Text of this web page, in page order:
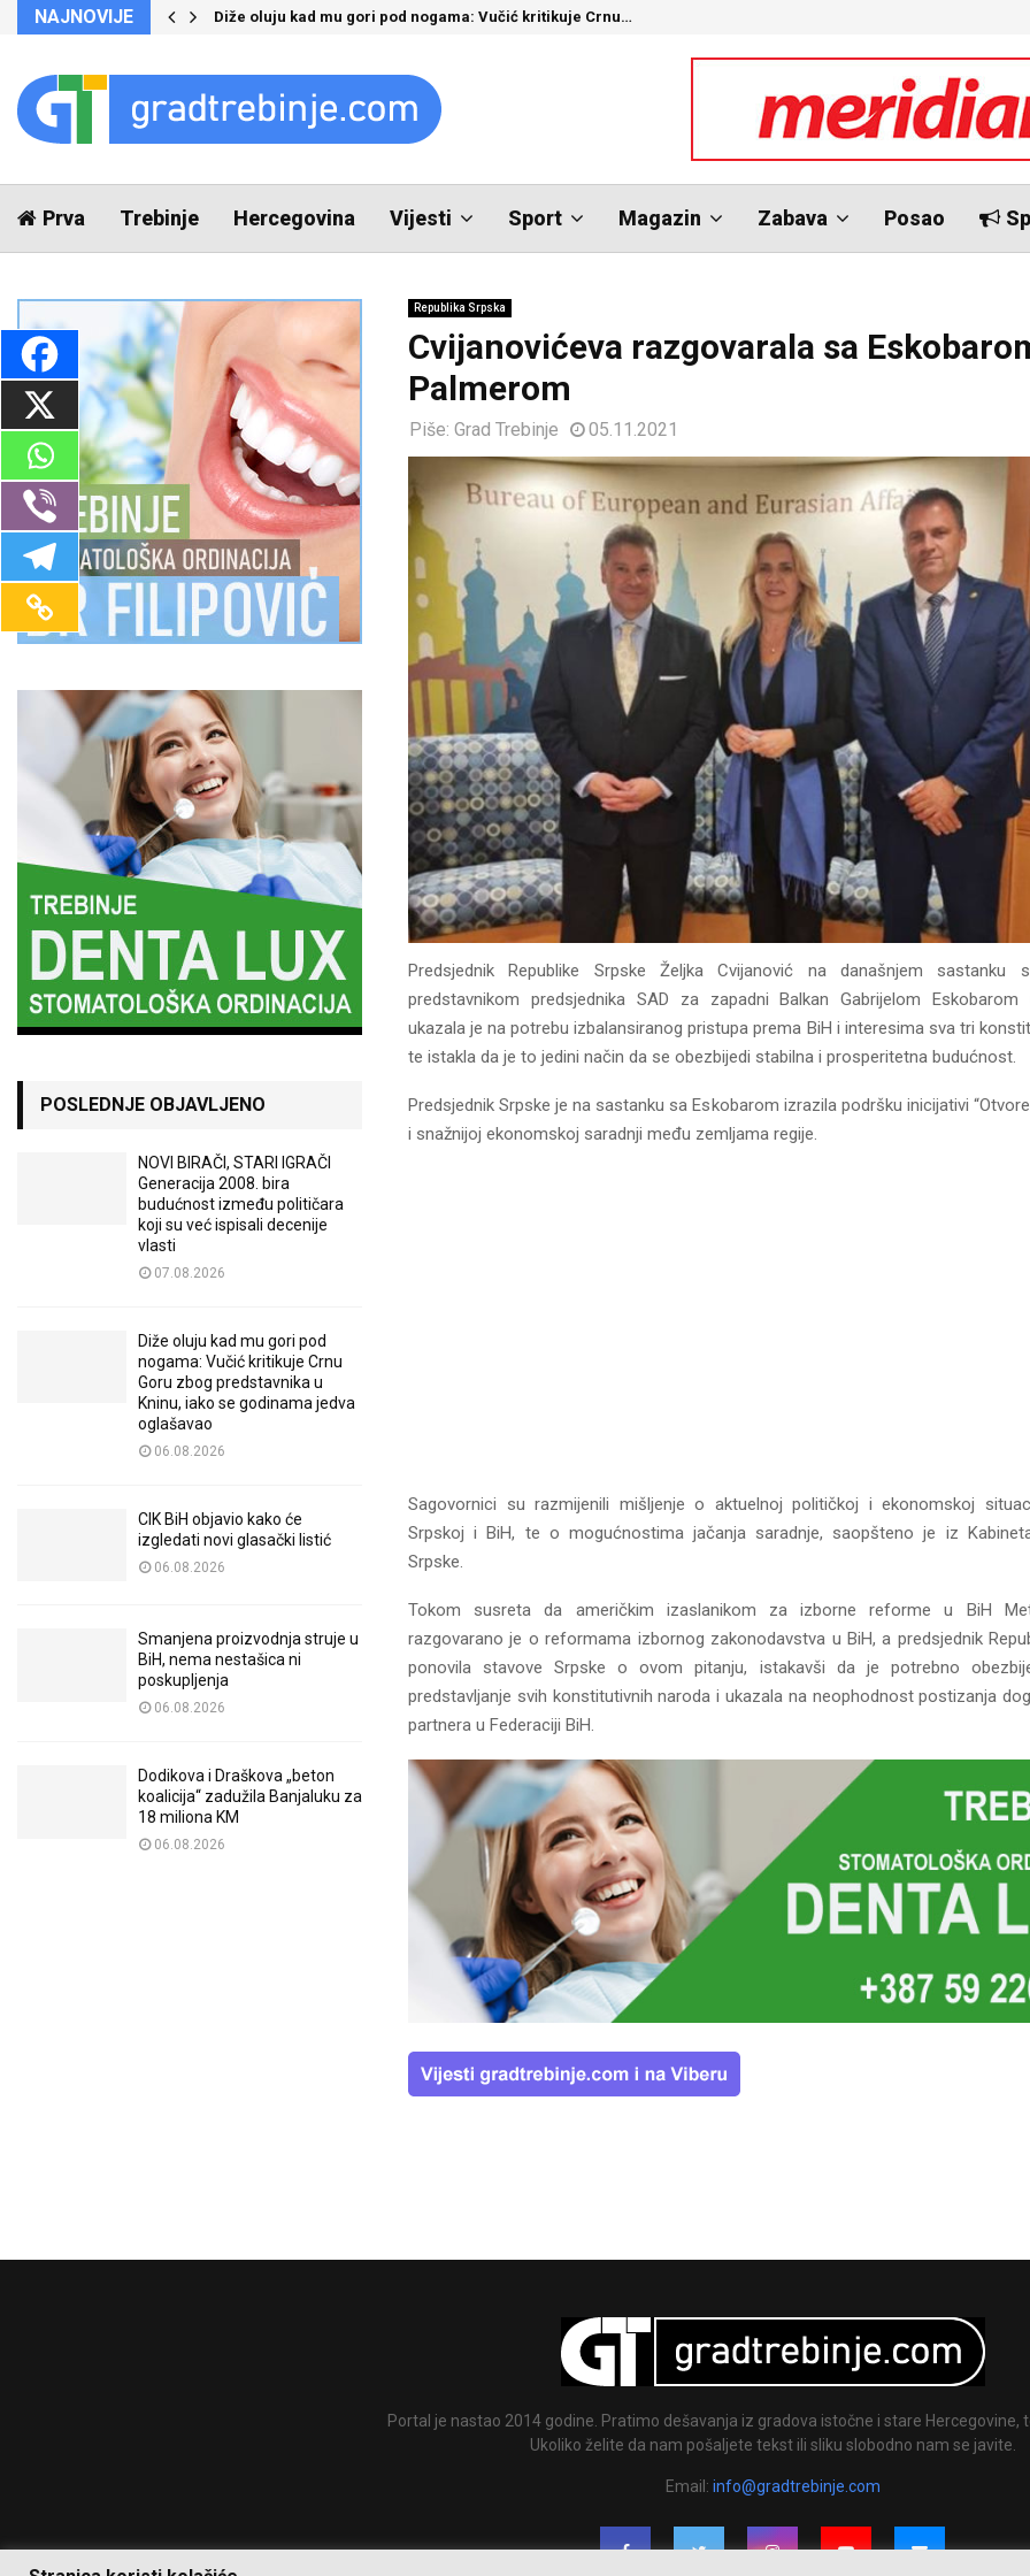
NAJNOVIJE Diže oluju kad mu gori pod nogama: Vučić kritikuje Crnu…
Prva Trebinje Hercegovina Vijesti Sport Magazin Zabava Posao
Republika Srpska
Cvijanovićeva razgovarala sa
Palmerom
Piše: Grad Trebinje 05.11.2021
Predsjednik Republike Srpske Željka Cvijanović na današnjem sastanku
predstavnikom predsjednika SAD za zapadni Balkan Gabrijelom Eskobarom
ukazala je na potrebu izbalansiranog pristupa prema BiH i interesima sva tri
te istakla da je to jedini način da se obezbijedi stabilna i prosperitetna budućnost.
Predsjednik Srpske je na sastanku sa Eskobarom izrazila podršku inicijativi
i snažnijoj ekonomskoj saradnji među zemljama regije.
Sagovornici su razmijenili mišljenje o aktuelnoj političkoj i ekonomskoj
Srpskoj i BiH, te o mogućnostima jačanja saradnje, saopšteno je iz
Srpske.
Tokom susreta da američkim izaslanikom za izborne reforme u BiH
razgovarano je o reformama izbornog zakonodavstva u BiH, a predsjednik
ponovila stavove Srpske o ovom pitanju, istakavši da je potrebno
predstavljanje svih konstitutivnih naroda i ukazala na neophodnost postizanja
partnera u Federaciji BiH.
POSLEDNJE OBJAVLJENO
NOVI BIRAČI, STARI IGRAČI
Generacija 2008. bira
budućnost između političara
koji su već ispisali decenije
vlasti
07.08.2026
Diže oluju kad mu gori pod
nogama: Vučić kritikuje Crnu
Goru zbog predstavnika u
Kninu, iako se godinama jedva
oglašavao
06.08.2026
CIK BiH objavio kako će
izgledati novi glasački listić
06.08.2026
Smanjena proizvodnja struje u
BiH, nema nestašica ni
poskupljenja
06.08.2026
Dodikova i Draškova „beton
koalicija“ zadužila Banjaluku za
18 miliona KM
06.08.2026
Portal je nastao 2014 godine. Pratimo dešavanja iz gradova istočne i stare Hercegovine,
Ukoliko želite da nam pošaljete tekst ili sliku slobodno nam se javite.
Email: info@gradtrebinje.com